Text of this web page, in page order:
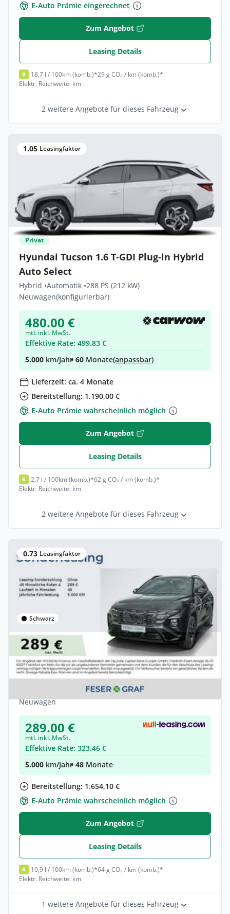
E-Auto Prämie eingerechnet
Zum Angebot
Leasing Details
B 18,7 l / 100km (komb.)*29 g CO₂ / km (komb.)*
Elektr. Reichweite: km
2 weitere Angebote für dieses Fahrzeug
1.05 Leasingfaktor
Privat
Hyundai Tucson 1.6 T-GDI Plug-in Hybrid
Auto Select
Hybrid •Automatik •288 PS (212 kW)
Neuwagen(konfigurierbar)
480.00 €
mtl. inkl. MwSt.
Effektive Rate: 499.83 €
5.000 km/Jahr• 60 Monate(anpassbar)
Lieferzeit: ca. 4 Monate
Bereitstellung: 1.190,00 €
E-Auto Prämie wahrscheinlich möglich
Zum Angebot
Leasing Details
B 2,7 l / 100km (komb.)*62 g CO₂ / km (komb.)*
Elektr. Reichweite: km
2 weitere Angebote für dieses Fahrzeug
0.73 Leasingfaktor
Schwarz
Privat & Gewerbe
Hyundai Tucson N-LINE MATRIX-LED
CARPLAY NAVI SHZ LHZ
Automatik •288 PS (212 kW)
Neuwagen
289.00 €
mtl. inkl. MwSt.
Effektive Rate: 323.46 €
5.000 km/Jahr• 48 Monate
Bereitstellung: 1.654,10 €
E-Auto Prämie wahrscheinlich möglich
Zum Angebot
Leasing Details
B 10,9 l / 100km (komb.)*64 g CO₂ / km (komb.)*
Elektr. Reichweite: km
1 weitere Angebote für dieses Fahrzeug